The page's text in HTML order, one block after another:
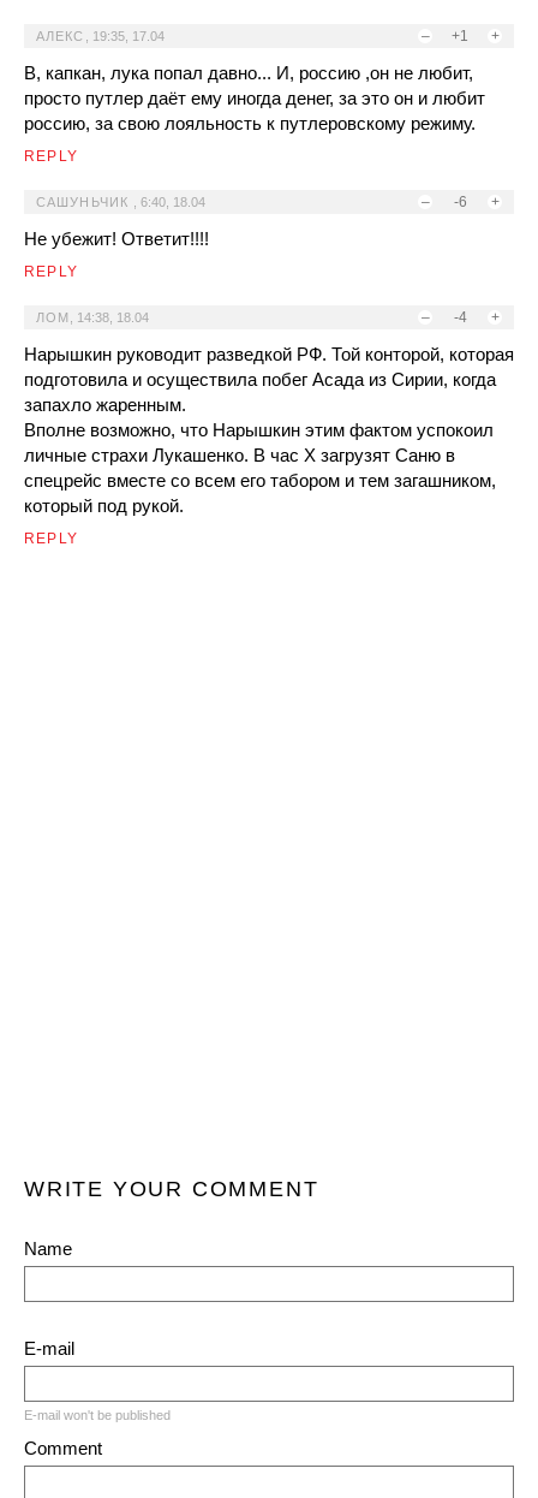
– +1 +
АЛЕКС 19:35, 17.04
В, капкан, лука попал давно... И, россию ,он не любит,
просто путлер даёт ему иногда денег, за это он и любит
россию, за свою лояльность к путлеровскому режиму.
REPLY
– -6 +
САШУНЬЧИК 6:40, 18.04
Не убежит! Ответит!!!!
REPLY
– -4 +
ЛОМ 14:38, 18.04
Нарышкин руководит разведкой РФ. Той конторой, которая
подготовила и осуществила побег Асада из Сирии, когда
запахло жаренным.
Вполне возможно, что Нарышкин этим фактом успокоил
личные страхи Лукашенко. В час Х загрузят Саню в
спецрейс вместе со всем его табором и тем загашником,
который под рукой.
REPLY
WRITE YOUR COMMENT
Name
E-mail
E-mail won't be published
Comment